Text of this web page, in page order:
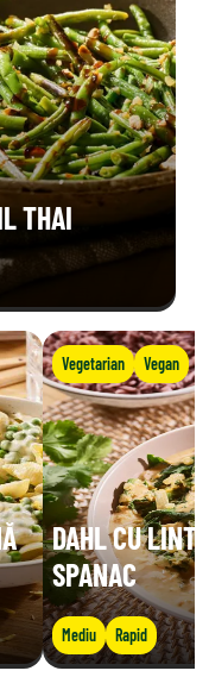
THAI
Vegetarian Vegan
DAHL CU
SPANAC
Mediu Rapid